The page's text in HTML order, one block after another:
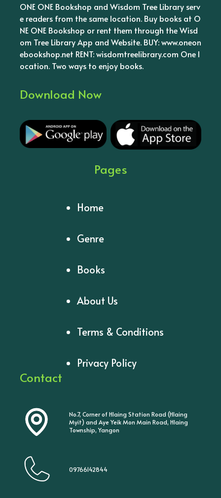
ONE ONE Bookshop and Wisdom Tree Library serv
e readers from the same location. Buy books at O
NE ONE Bookshop or rent them through the Wisd
om Tree Library App and Website. BUY: www.oneon
ebookshop.net RENT: wisdomtreelibrary.com One l
ocation. Two ways to enjoy books.
Download Now
Pages
Home
Genre
Books
About Us
Terms & Conditions
Privacy Policy
Contact
No.7, Corner of Hlaing Station Road (Hlaing
Myit) and Aye Yeik Mon Main Road, Hlaing
Township, Yangon
09766142844